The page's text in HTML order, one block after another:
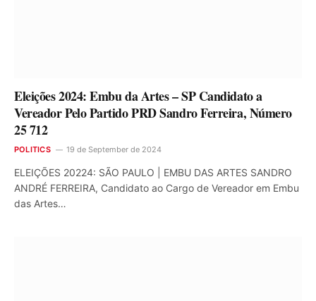
Eleições 2024: Embu da Artes – SP Candidato a
Vereador Pelo Partido PRD Sandro Ferreira, Número
25 712
POLITICS 19 de September de 2024
ELEIÇÕES 20224: SÃO PAULO | EMBU DAS ARTES SANDRO
ANDRÉ FERREIRA, Candidato ao Cargo de Vereador em Embu
das Artes…